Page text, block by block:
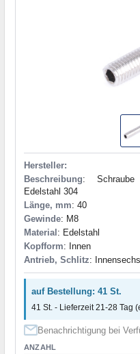
Hersteller:
Beschreibung: Schraube
Edelstahl 304
Länge, mm: 40
Gewinde: M8
Material : Edelstahl
Kopfform: Innen
Antrieb, Schlitz:
auf Bestellung: 41 St.
41 St. - Lieferzeit 21-28 Tag
Benachrichtigung bei
ANZAHL